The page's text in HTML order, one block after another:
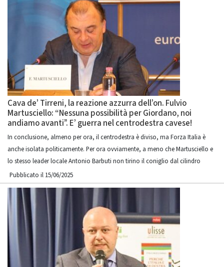
Cava de’ Tirreni, la reazione azzurra dell’on. Fulvio
Martusciello: “Nessuna possibilità per Giordano, noi
andiamo avanti”. E’ guerra nel centrodestra cavese!
In conclusione, almeno per ora, il centrodestra è diviso, ma Forza Italia è
anche isolata politicamente. Per ora ovviamente, a meno che Martusciello e
lo stesso leader locale Antonio Barbuti non tirino il coniglio dal cilindro
Pubblicato il 15/06/2025